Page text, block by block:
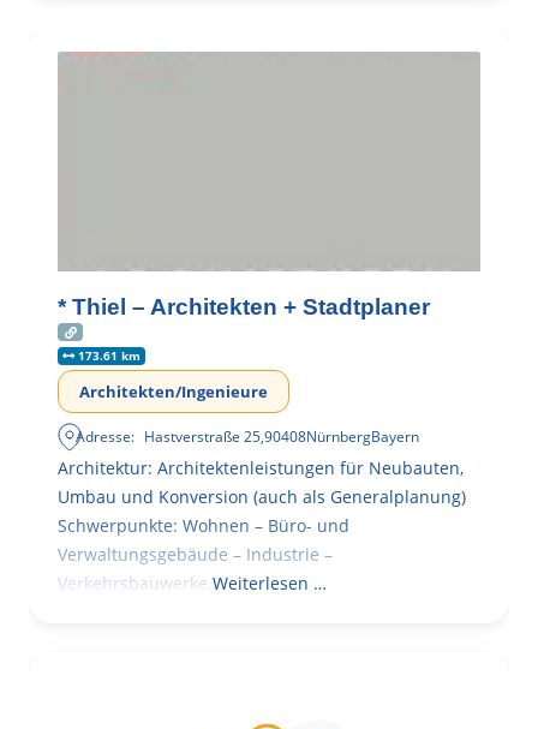
* Thiel – Architekten + Stadtplaner
173.61 km
Architekten/Ingenieure
Adresse: Hastverstraße 25,90408NürnbergBayern
Architektur: Architektenleistungen für Neubauten,
Umbau und Konversion (auch als Generalplanung)
Schwerpunkte: Wohnen – Büro- und
Verwaltungsgebäude – Industrie –
Verkehrsbauwerke. Weiterlesen …